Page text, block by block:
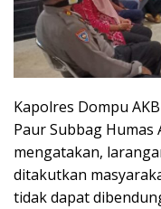
Kapolres Dompu
Paur Subbag Humas
mengatakan,
ditakutkan
tidak dapat